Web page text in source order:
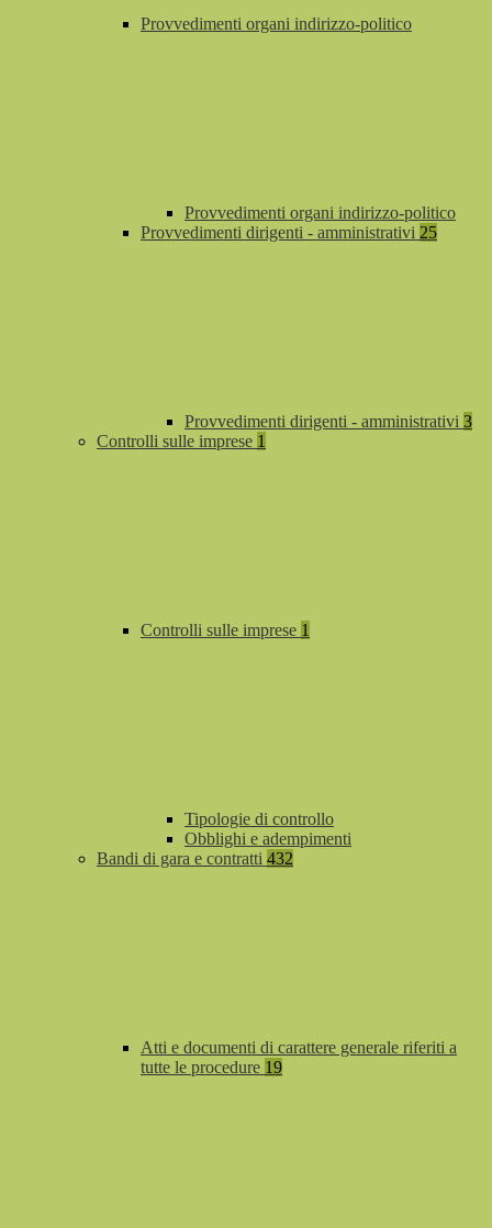
Provvedimenti organi indirizzo-politico
Provvedimenti organi indirizzo-politico
Provvedimenti dirigenti - amministrativi 25
Provvedimenti dirigenti - amministrativi 3
Controlli sulle imprese 1
Controlli sulle imprese 1
Tipologie di controllo
Obblighi e adempimenti
Bandi di gara e contratti 432
Atti e documenti di carattere generale riferiti a
tutte le procedure 19